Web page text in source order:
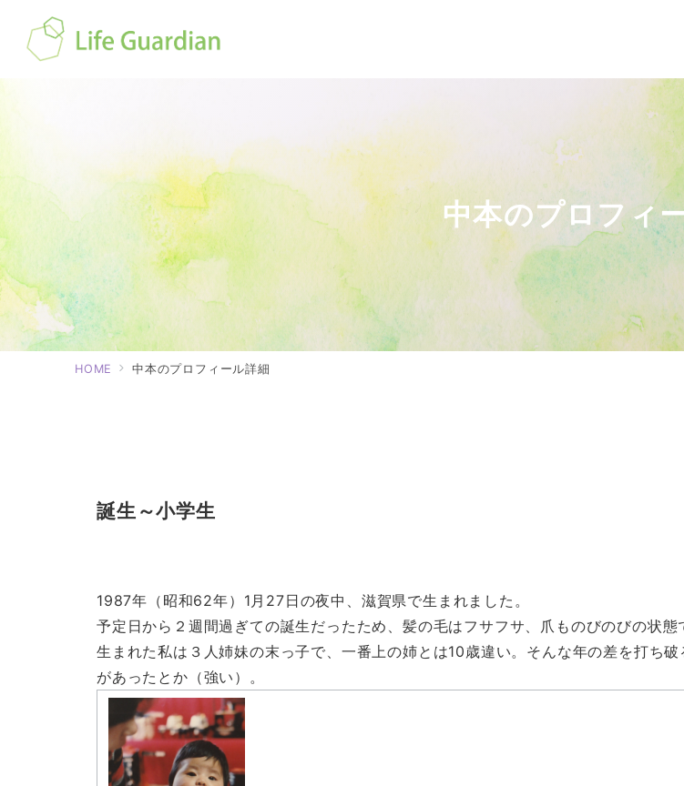
中本のプロフィ
HOME 中本のプロフィール詳細
誕生～小学生
1987年（昭和62年）1月27日の夜中、滋賀県で生まれました。
予定日から２週間過ぎての誕生だったため、髪の毛はフサフサ、爪ものびのびの状態
生まれた私は３人姉妹の末っ子で、一番上の姉とは10歳違い。そんな年の差を打ち
があったとか（強い）。